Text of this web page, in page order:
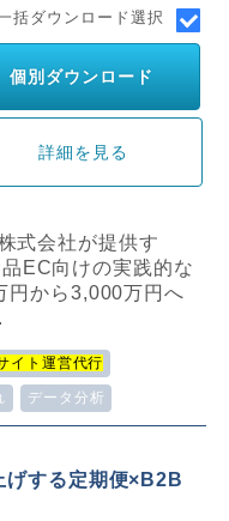
括ダウンロード選択
個別ダウンロード
詳細を見る
式会社が提供す
EC向けの実践的な
円から3,000万円へ
イト運営代行
データ分析
する定期便×B2B